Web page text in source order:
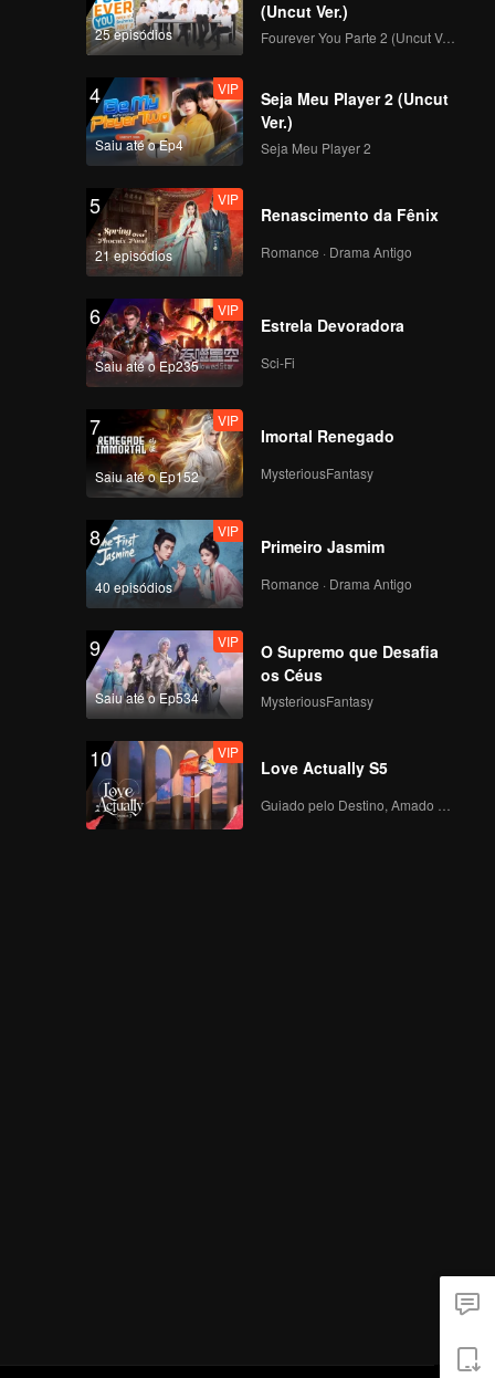
25 episódios
(Uncut Ver.)
Fourever You Parte 2 (Uncut Ver.)
4
Saiu até o Ep4
VIP
Seja Meu Player 2 (Uncut
Ver.)
Seja Meu Player 2
5
21 episódios
VIP
Renascimento da Fênix
Romance · Drama Antigo
6
Saiu até o Ep235
VIP
Estrela Devoradora
Sci-Fi
7
Saiu até o Ep152
VIP
Imortal Renegado
MysteriousFantasy
8
40 episódios
VIP
Primeiro Jasmim
Romance · Drama Antigo
9
Saiu até o Ep534
VIP
O Supremo que Desafia
os Céus
MysteriousFantasy
10 VIP
Love Actually S5